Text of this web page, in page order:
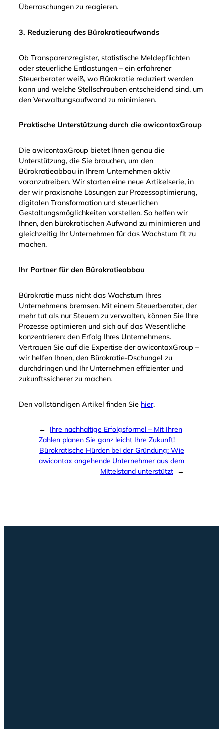
Überraschungen zu reagieren.
3. Reduzierung des Bürokratieaufwands
Ob Transparenzregister, statistische Meldepflichten
oder steuerliche Entlastungen – ein erfahrener
Steuerberater weiß, wo Bürokratie reduziert werden
kann und welche Stellschrauben entscheidend sind, um
den Verwaltungsaufwand zu minimieren.
Praktische Unterstützung durch die awicontaxGroup
Die awicontaxGroup bietet Ihnen genau die
Unterstützung, die Sie brauchen, um den
Bürokratieabbau in Ihrem Unternehmen aktiv
voranzutreiben. Wir starten eine neue Artikelserie, in
der wir praxisnahe Lösungen zur Prozessoptimierung,
digitalen Transformation und steuerlichen
Gestaltungsmöglichkeiten vorstellen. So helfen wir
Ihnen, den bürokratischen Aufwand zu minimieren und
gleichzeitig Ihr Unternehmen für das Wachstum fit zu
machen.
Ihr Partner für den Bürokratieabbau
Bürokratie muss nicht das Wachstum Ihres
Unternehmens bremsen. Mit einem Steuerberater, der
mehr tut als nur Steuern zu verwalten, können Sie Ihre
Prozesse optimieren und sich auf das Wesentliche
konzentrieren: den Erfolg Ihres Unternehmens.
Vertrauen Sie auf die Expertise der awicontaxGroup –
wir helfen Ihnen, den Bürokratie-Dschungel zu
durchdringen und Ihr Unternehmen effizienter und
zukunftssicherer zu machen.
Den vollständigen Artikel finden Sie hier.
←
Ihre nachhaltige Erfolgsformel – Mit Ihren
Zahlen planen Sie ganz leicht Ihre Zukunft!
Bürokratische Hürden bei der Gründung: Wie
awicontax angehende Unternehmer aus dem
Mittelstand unterstützt →